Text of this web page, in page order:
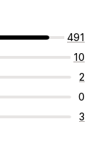
491
10
2
0
3